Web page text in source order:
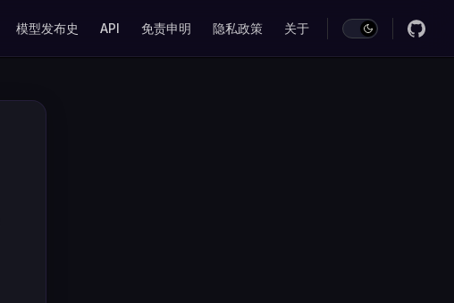
模型发布史 API 免责申明 隐私政策 关于